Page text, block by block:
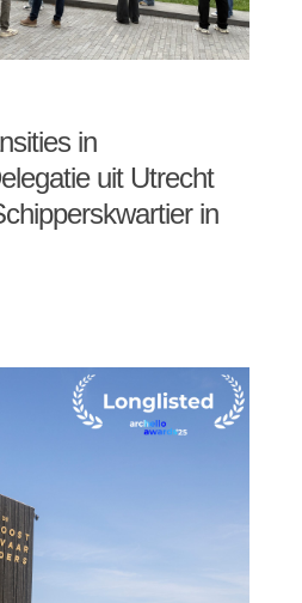
in
uit Utrecht
in